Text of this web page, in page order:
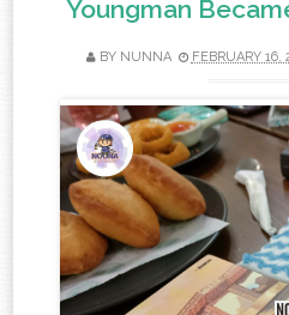
Youngman
BY NUNNA FEBRUARY 16,